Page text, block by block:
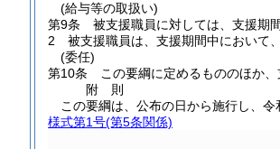
(給与等の取扱い)
第9条
被支援職員に対しては、支援期
2
被支援職員は、支援期間中において
(委任)
第10条
この要綱に定めるもののほか
附 則
この要綱は、公布の日から施行し、令
様式第1号(第5条関係)